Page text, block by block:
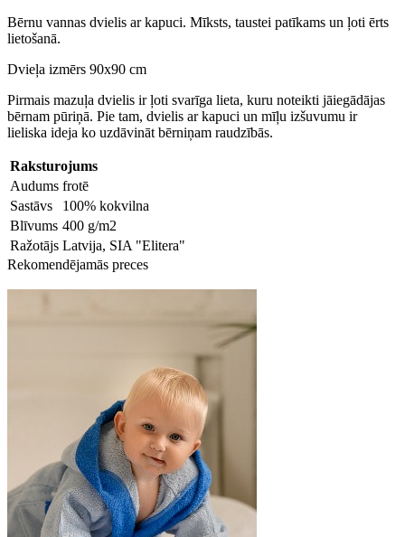
Bērnu vannas dvielis ar kapuci. Mīksts, taustei patīkams un ļoti ērts
lietošanā.
Dvieļa izmērs 90x90 cm
Pirmais mazuļa dvielis ir ļoti svarīga lieta, kuru noteikti jāiegādājas
bērnam pūriņā. Pie tam, dvielis ar kapuci un mīļu izšuvumu ir
lieliska ideja ko uzdāvināt bērniņam raudzībās.
Raksturojums
Audums frotē
Sastāvs
100% kokvilna
Blīvums 400 g/m2
Ražotājs Latvija, SIA "Elitera"
Rekomendējamās preces